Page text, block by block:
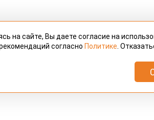
на сайте, Вы даете согласие на
согласно Политике .